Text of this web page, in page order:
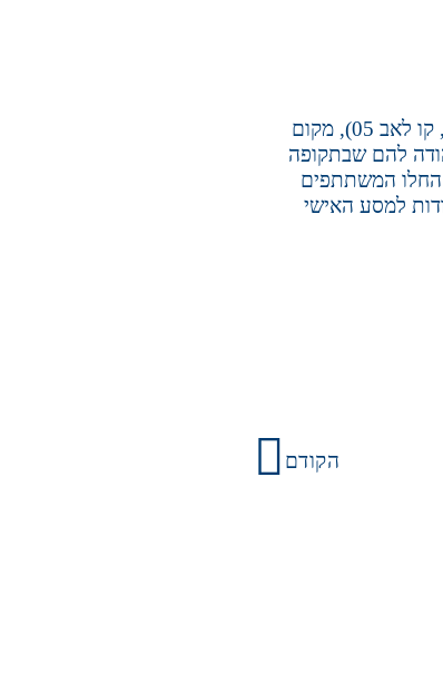
בערב ההשקה נפגשו לראשונה כקבוצה 22 המשתתפים, במרכז נא לגעת ביפו (אותו מנהל אורן יצחקי, קו לאב 05), מקום
להם שבתקופה
החלו המשתתפים
למסע האישי
הקודם